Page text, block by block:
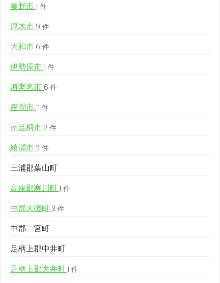
秦野市 1 件
厚木市 9 件
大和市 6 件
伊勢原市 1 件
海老名市 6 件
座間市 11 件
南足柄市 2 件
綾瀬市 2 件
三浦郡葉山町
高座郡寒川町 1 件
中郡大磯町 3 件
中郡二宮町
足柄上郡中井町
足柄上郡大井町 1 件